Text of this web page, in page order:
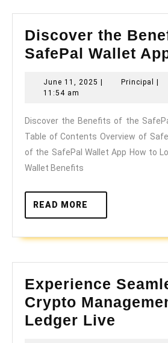
Discover the
SafePal Wallet
June 11, 2025 June
Principal
11:54 am
Discover the Benefits of the
Table of Contents Overview of
of the SafePal Wallet App How to
Wallet Benefits
READ MORE
MORE
Experience
Crypto
Ledger Live